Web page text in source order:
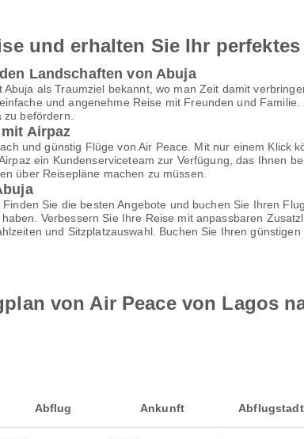
und erhalten Sie Ihr
Landschaften von Abuja
als Traumziel bekannt, wo man Zeit damit
und angenehme Reise mit Freunden und
befördern.
Airpaz
und günstig Flüge von Air Peace. Mit nur einem Klick
ein Kundenserviceteam zur Verfügung, das Ihnen
über Reisepläne machen zu müssen.
Sie die besten Angebote und buchen Sie Ihren
haben. Verbessern Sie Ihre Reise mit anpassbaren
und Sitzplatzauswahl. Buchen Sie Ihren
von Air Peace von Lagos
Abflug Ankunft Abflugstadt